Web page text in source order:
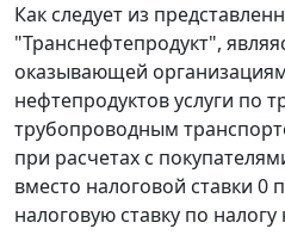
Как следует из
"Транснефтепродукт",
оказывающей
нефтепродуктов услуги по
трубопроводным
при расчетах с
вместо налоговой ставки
налоговую ставку по